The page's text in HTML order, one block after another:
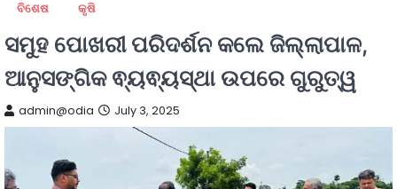
ବିଶେଷ କୃଷି
ସମୁହ ପୋଖରୀ ପରିଦର୍ଶନ କଲେ ଜିଲ୍ଲାପାଳ,
ଆନୁସଙ୍ଗିକ ଵ୍ୟଵ୍ୟସ୍ଥା ଉପରେ ଗୁରୁତ୍ୱ
admin@odia July 3, 2025